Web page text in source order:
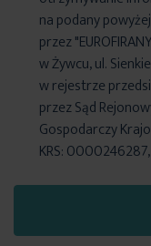
na podany
przez
w Żywcu, ul.
w rejestrze
przez Sąd
Gospodarczy
KRS: